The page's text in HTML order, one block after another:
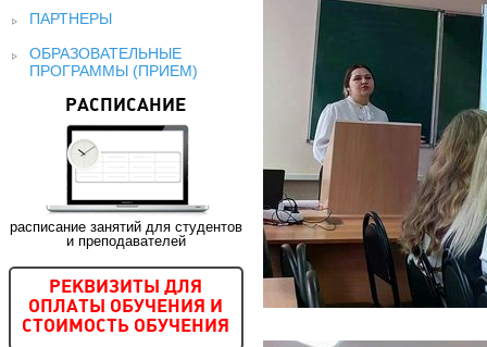
ПАРТНЕРЫ
ОБРАЗОВАТЕЛЬНЫЕ
ПРОГРАММЫ (ПРИЕМ)
РАСПИСАНИЕ
расписание занятий для студентов
и преподавателей
РЕКВИЗИТЫ ДЛЯ
ОПЛАТЫ ОБУЧЕНИЯ И
СТОИМОСТЬ ОБУЧЕНИЯ